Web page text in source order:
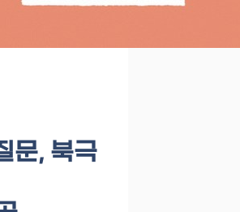
문, 북극